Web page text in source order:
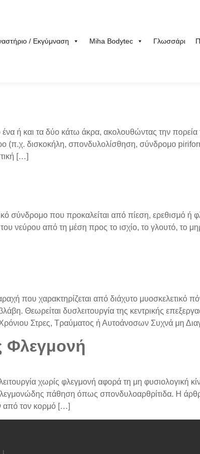
/ Εκγύμναση Miha Bodytec Γλωσσάρι
ένα ή και τα δύο κάτω άκρα, ακολουθώντας την
(π.χ. δισκοκήλη, σπονδυλολίσθηση, σύνδρομο
[…]
σύνδρομο που προκαλείται από πίεση, ερεθισμό ή
νεύρου από τη μέση προς το ισχίο, το γλουτό, το
που χαρακτηρίζεται από διάχυτο μυοσκελετικό
Θεωρείται δυσλειτουργία της κεντρικής
Στρες, Τραύματος ή Αυτοάνοσων Συχνά μη
Φλεγμονή
χωρίς φλεγμονή αφορά τη μη φυσιολογική
πάθηση όπως σπονδυλοαρθρίτιδα. Η
από τον κορμό […]